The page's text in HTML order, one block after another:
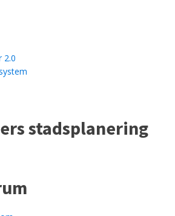
2.0
stadsplanering